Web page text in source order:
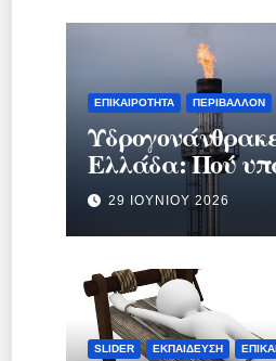
ΕΠΙΚΑΙΡΌΤΗΤΑ ΠΕΡΙΒΆΛΛΟΝ
Ελλάδα: Πού
κοιτάσματα και
προκαλούν τόση
29 ΙΟΥΝΊΟΥ 2026
SLIDER ΕΚΠΑΊΔΕΥΣΗ